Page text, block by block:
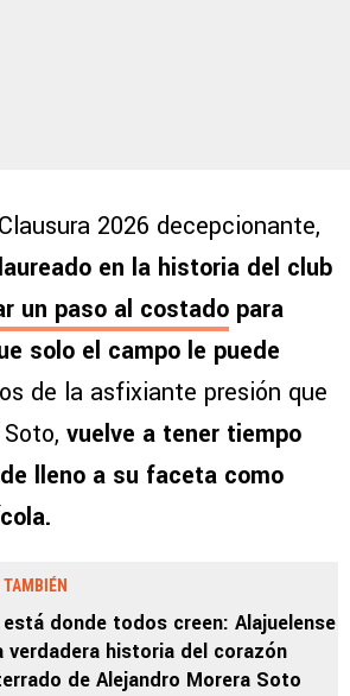
2026 decepcionante,
en la historia del club
un paso al costado para
solo el campo le puede
de la asfixiante presión que
vuelve a tener tiempo
lleno a su faceta como
TAMBIÉN
está donde todos creen: Alajuelense
verdadera historia del corazón
de Alejandro Morera Soto